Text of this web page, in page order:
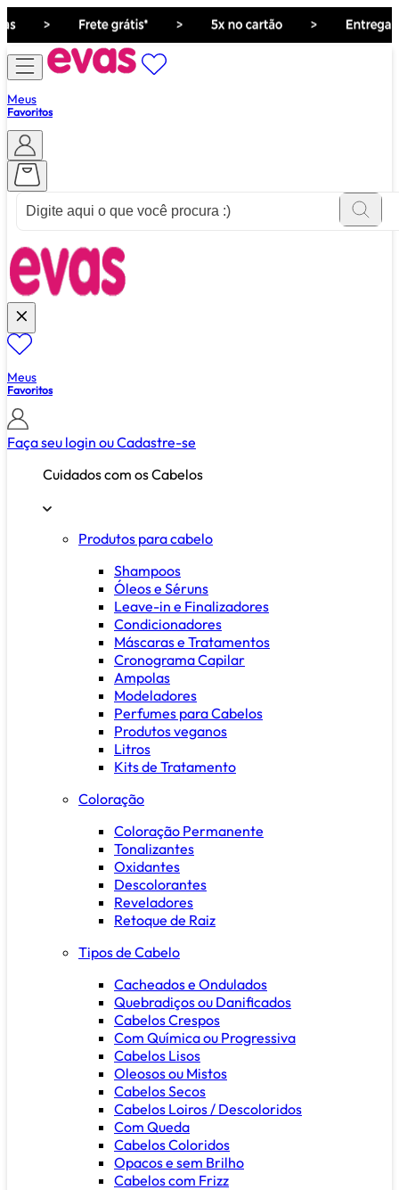
Meus
Favoritos
Meus
Favoritos
Faça seu login ouCadastre-se
Cuidados com os Cabelos
Produtos para cabelo
Shampoos
Óleos e Séruns
Leave-in e Finalizadores
Condicionadores
Máscaras e Tratamentos
Cronograma Capilar
Ampolas
Modeladores
Perfumes para Cabelos
Produtos veganos
Litros
Kits de Tratamento
Coloração
Coloração Permanente
Tonalizantes
Oxidantes
Descolorantes
Reveladores
Retoque de Raiz
Tipos de Cabelo
Cacheados e Ondulados
Quebradiços ou Danificados
Cabelos Crespos
Com Química ou Progressiva
Cabelos Lisos
Oleosos ou Mistos
Cabelos Secos
Cabelos Loiros / Descoloridos
Com Queda
Cabelos Coloridos
Opacos e sem Brilho
Cabelos com Frizz